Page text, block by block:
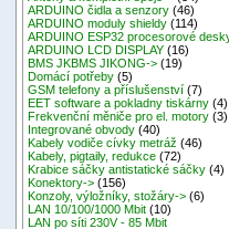
ARDUINO čidla a senzory (46)
ARDUINO moduly shieldy (114)
ARDUINO ESP32 procesorové
ARDUINO LCD DISPLAY (16)
BMS JKBMS JIKONG-> (19)
Domácí potřeby (5)
GSM telefony a příslušenství (7)
EET software a pokladny tiskárny (4)
Frekvenční měniče pro el. motory (3)
Integrované obvody (40)
Kabely vodiče cívky metráž (46)
Kabely, pigtaily, redukce (72)
Krabice sáčky antistatické sáčky (4)
Konektory-> (156)
Konzoly, výložníky, stožáry-> (6)
LAN 10/100/1000 Mbit (10)
LAN po síti 230V - 85 Mbit